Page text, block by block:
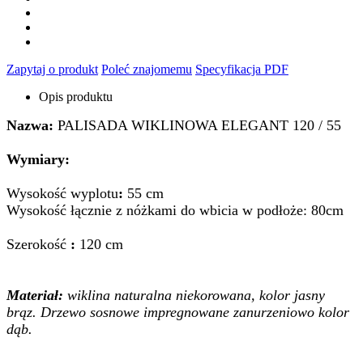
Zapytaj o produkt Poleć znajomemu Specyfikacja PDF
Opis produktu
Nazwa: PALISADA WIKLINOWA ELEGANT 120 / 55
Wymiary:
Wysokość wyplotu: 55 cm
Wysokość łącznie z nóżkami do wbicia w podłoże: 80cm
Szerokość : 120 cm
Materiał: wiklina naturalna niekorowana, kolor jasny
brąz. Drzewo sosnowe impregnowane zanurzeniowo kolor
dąb.